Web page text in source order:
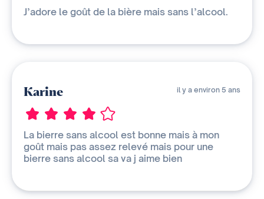
J’adore le goût de la bière mais sans l’alcool.
Karine il y a environ 5 ans
La bierre sans alcool est bonne mais à mon
goût mais pas assez relevé mais pour une
bierre sans alcool sa va j aime bien